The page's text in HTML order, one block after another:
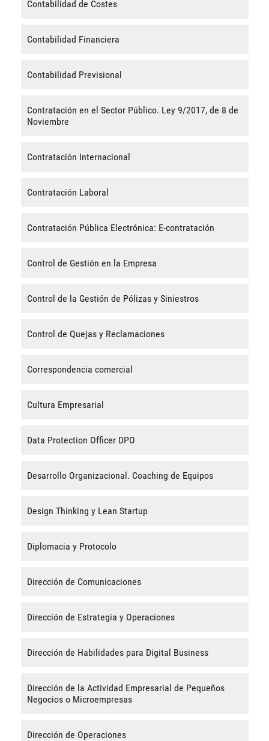
Contabilidad de Costes
Contabilidad Financiera
Contabilidad Previsional
Contratación en el Sector Público. Ley 9/2017, de 8 de
Noviembre
Contratación Internacional
Contratación Laboral
Contratación Pública Electrónica: E-contratación
Control de Gestión en la Empresa
Control de la Gestión de Pólizas y Siniestros
Control de Quejas y Reclamaciones
Correspondencia comercial
Cultura Empresarial
Data Protection Officer DPO
Desarrollo Organizacional. Coaching de Equipos
Design Thinking y Lean Startup
Diplomacia y Protocolo
Dirección de Comunicaciones
Dirección de Estrategia y Operaciones
Dirección de Habilidades para Digital Business
Dirección de la Actividad Empresarial de Pequeños
Negocios o Microempresas
Dirección de Operaciones